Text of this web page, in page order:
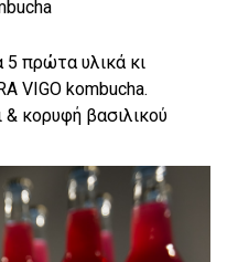
5 πρώτα υλικά κι
VIGO kombucha.
κορυφή βασιλικού